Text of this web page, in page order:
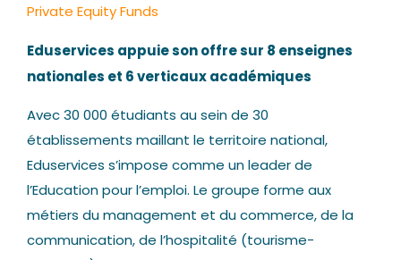
Private Equity Funds
Eduservices appuie son offre sur 8 enseignes
nationales et 6 verticaux académiques
Avec 30 000 étudiants au sein de 30
établissements maillant le territoire national,
Eduservices s’impose comme un leader de
l’Education pour l’emploi. Le groupe forme aux
métiers du management et du commerce, de la
communication, de l’hospitalité (tourisme-